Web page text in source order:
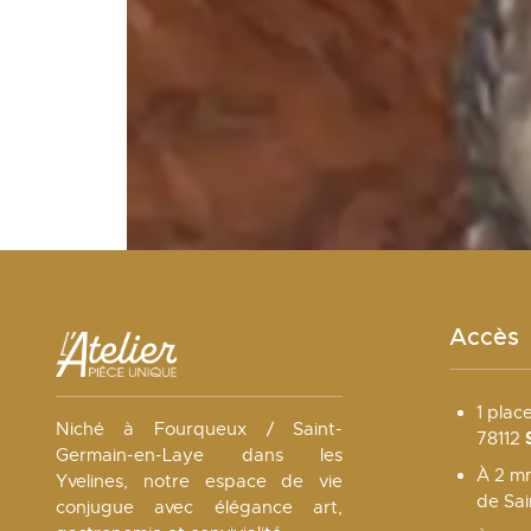
Niché à Fourqueux / Saint-
Germain-en-Laye dans les
Yvelines, notre espace de vie
conjugue avec élégance art,
Accès
1
78112
À 2
de